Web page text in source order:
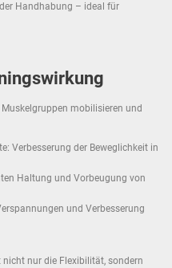
Handhabung – ideal für
mobilisieren und
Verbesserung der Beweglichkeit in
Haltung und Vorbeugung von
und Verbesserung
nur die Flexibilität, sondern